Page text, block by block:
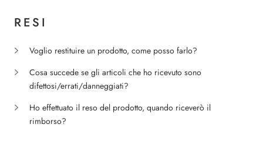
RESI
Voglio restituire un prodotto, come posso farlo?
Cosa succede se gli articoli che ho ricevuto sono
difettosi/errati/danneggiati?
Ho effettuato il reso del prodotto, quando riceverò il
rimborso?